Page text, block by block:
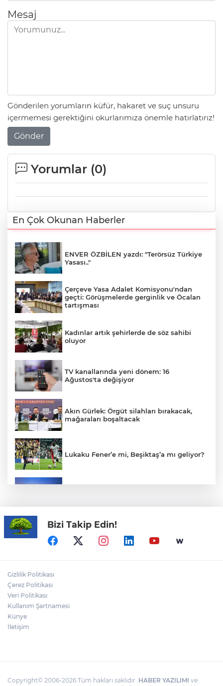
Mesaj
Gönderilen yorumların küfür, hakaret ve suç unsuru
içermemesi gerektiğini okurlarımıza önemle hatırlatırız!
Gönder
Yorumlar (0)
En Çok Okunan Haberler
ENVER ÖZBİLEN yazdı: "Terörsüz Türkiye
Yasası.."
Çerçeve Yasa Adalet Komisyonu'ndan
geçti: Görüşmelerde gerginlik ve Öcalan
tartışması
Kadınlar artık şehirlerde de söz sahibi
oluyor
TV kanallarında yeni dönem: 16
Ağustos'ta değişiyor
Akın Gürlek: Örgüt silahları bırakacak,
mağaraları boşaltacak
Lukaku Fener’e mi, Beşiktaş’a mı geliyor?
Bursa Tabip Odası: Hekimlik 5 dakikaya
sığmaz
Avrupa Drama Buluşmaları gençleri
Bizi Takip Edin!
Gizlilik Politikası
Çerez Politikası
Veri Politikası
Kullanım Şartnamesi
Künye
İletişim
Copyright© 2006-2026 Tüm hakları saklıdır. HABER YAZILIMI ve